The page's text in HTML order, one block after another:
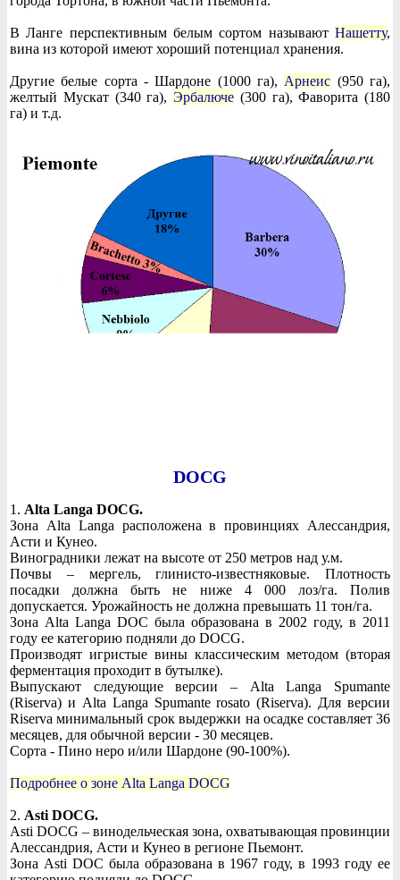
В Ланге перспективным белым сортом называют Нашетту,
вина из которой имеют хороший потенциал хранения.
Другие белые сорта - Шардоне (1000 га), Арнеис (950 га),
желтый Мускат (340 га), Эрбалюче (300 га), Фаворита (180
га) и т.д.
DOCG
1. Alta Langa DOCG.
Зона Alta Langa расположена в провинциях Алессандрия,
Асти и Кунео.
Виноградники лежат на высоте от 250 метров над у.м.
Почвы – мергель, глинисто-известняковые. Плотность
посадки должна быть не ниже 4 000 лоз/га. Полив
допускается. Урожайность не должна превышать 11 тон/га.
Зона Alta Langa DOC была образована в 2002 году, в 2011
году ее категорию подняли до DOCG.
Производят игристые вины классическим методом (вторая
ферментация проходит в бутылке).
Выпускают следующие версии – Alta Langa Spumante
(Riserva) и Alta Langa Spumante rosato (Riserva). Для версии
Riserva минимальный срок выдержки на осадке составляет 36
месяцев, для обычной версии - 30 месяцев.
Сорта - Пино неро и/или Шардоне (90-100%).
Подробнее о зоне Alta Langa DOCG
2. Asti DOCG.
Asti DOCG – винодельческая зона, охватывающая провинции
Алессандрия, Асти и Кунео в регионе Пьемонт.
Зона Asti DOC была образована в 1967 году, в 1993 году ее